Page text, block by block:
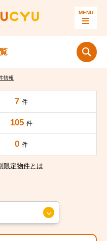
情報
7 件
105 件
0 件
限定物件とは